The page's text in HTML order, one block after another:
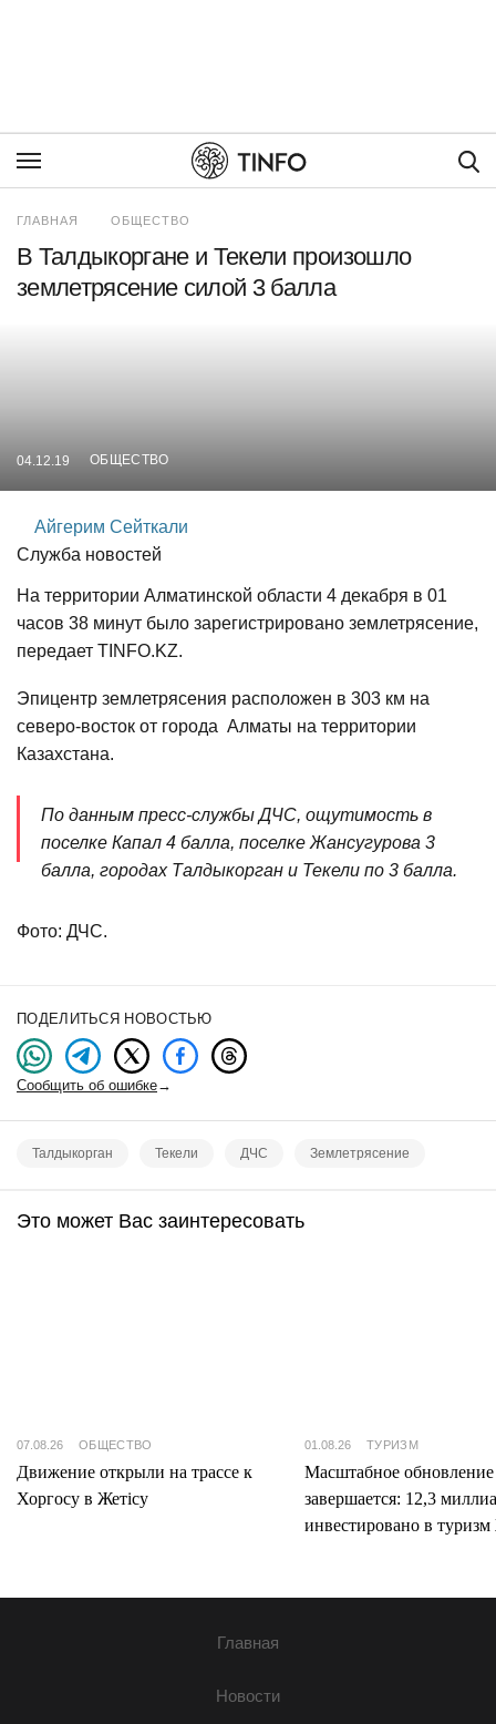
ГЛАВНАЯ ОБЩЕСТВО
В Талдыкоргане и Текели произошло
землетрясение силой 3 балла
04.12.19 ОБЩЕСТВО
Айгерим Сейткали
Служба новостей
На территории Алматинской области 4 декабря в 01
часов 38 минут было зарегистрировано землетрясение,
передает TINFO.KZ.
Эпицентр землетрясения расположен в 303 км на
северо-восток от города Алматы на территории
Казахстана.
По данным пресс-службы ДЧС, ощутимость в
поселке Капал 4 балла, поселке Жансугурова 3
балла, городах Талдыкорган и Текели по 3 балла.
Фото: ДЧС.
ПОДЕЛИТЬСЯ НОВОСТЬЮ
Сообщить об ошибке→
Талдыкорган Текели ДЧС Землетрясение
Это может Вас заинтересовать
07.08.26 ОБЩЕСТВО
Движение открыли на трассе к
Хоргосу в Жетісу
01.08.26 ТУРИЗМ
Масштабное
завершается: 12,3
инвестировано в туризм
Главная
Новости